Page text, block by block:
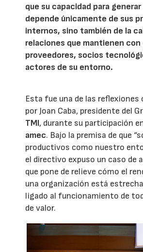
que su capacidad para
depende únicamente de sus
internos, sino también de la
relaciones que mantienen
proveedores, socios
actores de su entorno.
Esta fue una de las reflexiones
por Joan Caba, presidente del
TMI, durante su participación
amec. Bajo la premisa de que
productivos como nuestro
el directivo expuso un caso de
que pone de relieve cómo el
una organización está
ligado al funcionamiento de
de valor.